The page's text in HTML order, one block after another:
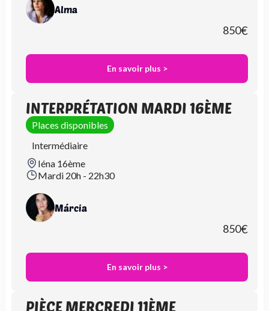
Alma
850€
En savoir plus >
INTERPRÉTATION MARDI 16ÈME
Places disponibles
Intermédiaire
Iéna 16ème
Mardi 20h - 22h30
Márcia
850€
En savoir plus >
PIÈCE MERCREDI 11ÈME